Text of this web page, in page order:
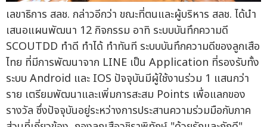
เลขาธิการ สลช. กล่าวอีกว่า ขณะที่ตนและผู้บริหาร สลช. ได้นำ
เสนอแผนพัฒนา 12 กิจกรรม อาทิ ระบบบันทึกความดี
SCOUTDD ทำดี ทำได้ ทำทันที ระบบบันทึกความดีของลูกเสือ
ไทย ที่มีการพัฒนาจาก LINE เป็น Application ที่รองรับทั้ง
ระบบ Android และ IOS ปัจจุบันมีผู้ใช้งานร่วม 1 แสนกว่า
ราย เตรียมพัฒนาและเพิ่มการสะสม Points เพื่อแลกของ
รางวัล ซึ่งปัจจุบันอยู่ระหว่างการประสานความร่วมมือกับภาค